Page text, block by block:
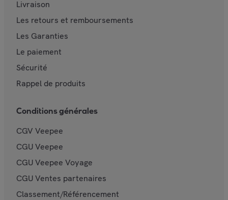
Livraison
Les retours et remboursements
Les Garanties
Le paiement
Sécurité
Rappel de produits
Conditions générales
CGV Veepee
CGU Veepee
CGU Veepee Voyage
CGU Ventes partenaires
Classement/Référencement